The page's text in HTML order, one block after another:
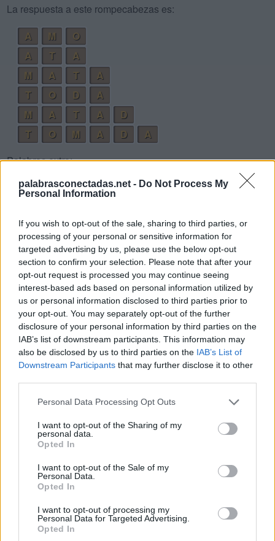
palabrasconectadas.net - Do Not Process My
Personal Information
If you wish to opt-out of the sale, sharing to third parties, or
processing of your personal or sensitive information for
targeted advertising by us, please use the below opt-out
section to confirm your selection. Please note that after your
opt-out request is processed you may continue seeing
interest-based ads based on personal information utilized by
us or personal information disclosed to third parties prior to
your opt-out. You may separately opt-out of the further
disclosure of your personal information by third parties on the
IAB’s list of downstream participants. This information may
also be disclosed by us to third parties on the IAB’s List of
Downstream Participants that may further disclose it to other
Personal Data Processing Opt Outs
I want to opt-out of the Sharing of my
personal data.
Opted In
I want to opt-out of the Sale of my
Personal Data.
Opted In
I want to opt-out of processing my
Personal Data for Targeted Advertising.
Opted In
La respuesta a este rompecabezas es:
A
M
O
A
T
A
M
A T
A
T
O D
A
M
A T A
D
T
O M A D
A
Palabras extra:
A
M
A
M
A T
O
D
A M
A
D
A T
O
T
O M
A
A
M A D
O
M
A T A D
O
M
O D
A
D
A T
A
A
T A D
O
O M A
D
D A M
O
O T
A
O A
O
A